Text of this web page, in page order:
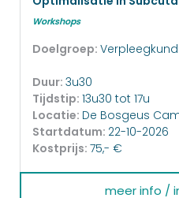
Workshops
Doelgroep:
Duur: 3u30
Tijdstip: 13u30 tot 17u
Locatie: De Bosgeus
Startdatum: 22-10-2026
Kostprijs: 75,- €
meer info /